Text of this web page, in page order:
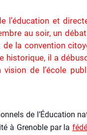
l’éducation et
au soir, un
la convention
historique, il a
de l’école
de l’Éducation
à Gre­noble par la